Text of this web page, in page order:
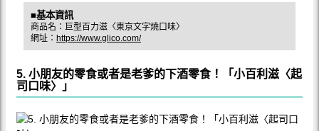
■基本資訊
商品名：巨型百力滋〈東京文字燒口味〉
網址： https://www.glico.com/
5. 小朋友的零食或者是老爹的下酒零食！「小百利滋〈起
司口味〉」